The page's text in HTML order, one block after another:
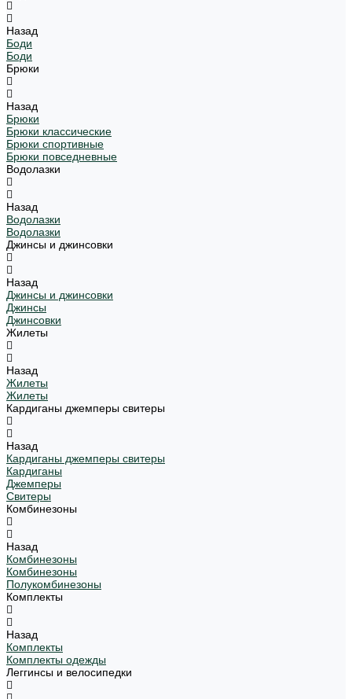
Назад
Боди
Боди
Брюки
Назад
Брюки
Брюки классические
Брюки спортивные
Брюки повседневные
Водолазки
Назад
Водолазки
Водолазки
Джинсы и джинсовки
Назад
Джинсы и джинсовки
Джинсы
Джинсовки
Жилеты
Назад
Жилеты
Жилеты
Кардиганы джемперы свитеры
Назад
Кардиганы джемперы свитеры
Кардиганы
Джемперы
Свитеры
Комбинезоны
Назад
Комбинезоны
Комбинезоны
Полукомбинезоны
Комплекты
Назад
Комплекты
Комплекты одежды
Леггинсы и велосипедки